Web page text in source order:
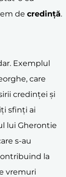
de credință.
Exemplul
care
credinței și
sfinți ai
lui Gherontie
s-au
la
vremuri